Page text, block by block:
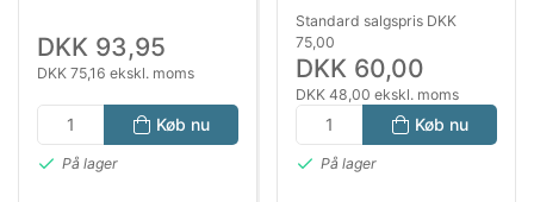
DKK 93,95
DKK 75,16 ekskl. moms
Køb nu
På lager
Standard salgspris DKK
75,00
DKK 60,00
DKK 48,00 ekskl. moms
Køb nu
På lager